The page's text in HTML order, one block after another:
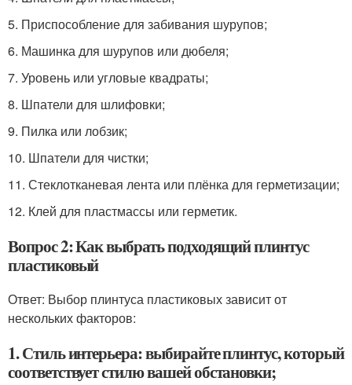
5. Приспособление для забивания шурупов;
6. Машинка для шурупов или дюбеля;
7. Уровень или угловые квадраты;
8. Шпатели для шлифовки;
9. Пилка или лобзик;
10. Шпатели для чистки;
11. Стеклотканевая лента или плёнка для герметизации;
12. Клей для пластмассы или герметик.
Вопрос 2: Как выбрать подходящий плинтус
пластиковый
Ответ: Выбор плинтуса пластиковых зависит от
нескольких факторов:
1. Стиль интерьера: выбирайте плинтус, который
соответствует стилю вашей обстановки;